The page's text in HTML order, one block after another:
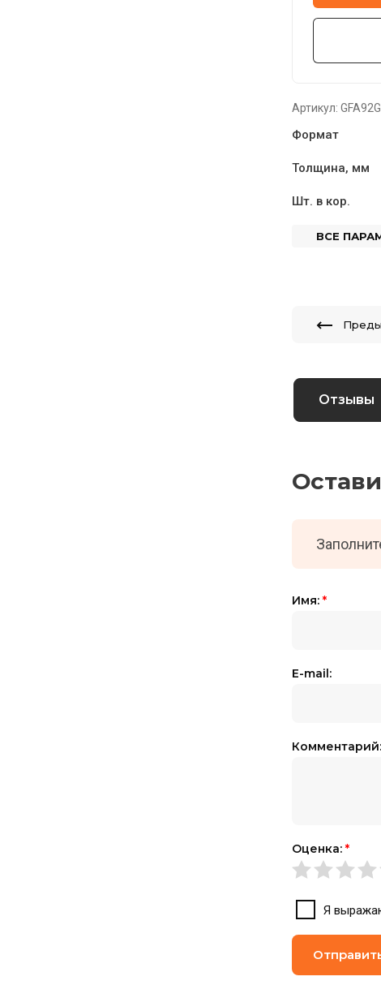
Артикул:
Формат
Толщина, мм
Шт. в кор.
ВСЕ
Отзывы
Имя: *
E-mail:
Комментарий:
Оценка: *
Я